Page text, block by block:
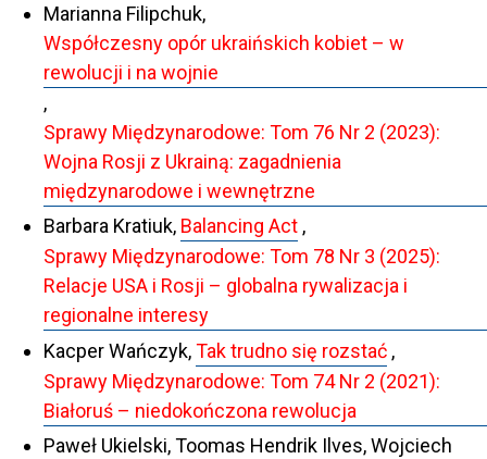
Marianna Filipchuk,
Współczesny opór ukraińskich kobiet – w
rewolucji i na wojnie
,
Sprawy Międzynarodowe: Tom 76 Nr 2 (2023):
Wojna Rosji z Ukrainą: zagadnienia
międzynarodowe i wewnętrzne
Barbara Kratiuk, Balancing Act ,
Sprawy Międzynarodowe: Tom 78 Nr 3 (2025):
Relacje USA i Rosji – globalna rywalizacja i
regionalne interesy
Kacper Wańczyk,Tak trudno się rozstać ,
Sprawy Międzynarodowe: Tom 74 Nr 2 (2021):
Białoruś – niedokończona rewolucja
Paweł Ukielski, Toomas Hendrik Ilves, Wojciech